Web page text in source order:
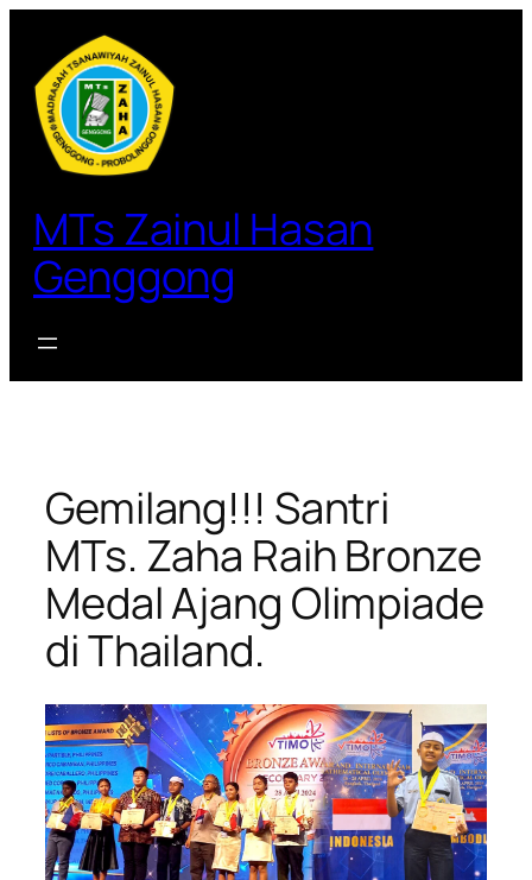
konten
MTs Zainul Hasan
Genggong
Gemilang!!! Santri
MTs. Zaha Raih Bronze
Medal Ajang Olimpiade
di Thailand.